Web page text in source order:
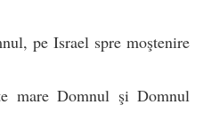
pe Israel spre moştenire
mare Domnul şi Domnul